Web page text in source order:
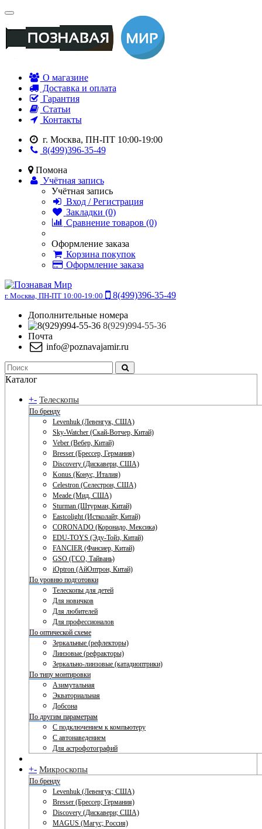
О магазине
Доставка и оплата
Гарантия
Статьи
Контакты
г. Москва, ПН-ПТ 10:00-19:00
8(499)396-35-49
Помона
Учётная запись
Учётная запись
Вход / Регистрация
Закладки (0)
Сравнение товаров (0)
Оформление заказа
Корзина покупок
Оформление заказа
г. Москва, ПН-ПТ 10:00-19:00
8(499)396-35-49
Дополнительные номера
8(929)994-55-36
Почта
info@poznavajamir.ru
Каталог
+- Телескопы
По бренду
Levenhuk (Левенгук, США)
Sky-Watcher (Скай-Вотчер, Китай)
Veber (Вебер, Китай)
Bresser (Брессер, Германия)
Discovery (Дискавери, США)
Konus (Конус, Италия)
Celestron (Селестрон, США)
Meade (Мид, США)
Sturman (Штурман, Китай)
Eastcolight (Истколайт, Китай)
CORONADO (Коронадо, Мексика)
EDU-TOYS (Эду-Тойз, Китай)
FANCIER (Фансиер, Китай)
GSO (ГСО, Тайвань)
iOptron (АйОптрон, Китай)
По уровню подготовки
Телескопы для детей
Для новичков
Для любителей
Для профессионалов
По оптической схеме
Зеркальные (рефлекторы)
Линзовые (рефракторы)
Зеркально-линзовые (катадиоптрики)
По типу монтировки
Азимутальная
Экваториальная
Добсона
По другим параметрам
С подключением к компьютеру
С автонаведением
Для астрофотографий
+- Микроскопы
По бренду
Levenhuk (Левенгук; США)
Bresser (Брессер; Германия)
Discovery (Дискавери; США)
MAGUS (Магус; Россия)